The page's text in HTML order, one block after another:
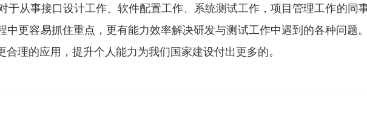
于从事接口设计工作、软件配置工作、系统测试工作，项目管理工作的同
更容易抓住重点，更有能力效率解决研发与测试工作中遇到的各种问题
理的应用，提升个人能力为我们国家建设付出更多的。